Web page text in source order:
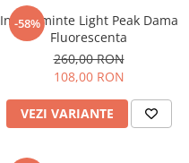
-58%
Incaltaminte Light Peak Dama
Fluorescenta
260,00 RON
108,00 RON
VEZI VARIANTE